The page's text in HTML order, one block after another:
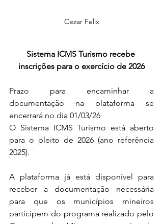
Cezar Felix
Sistema ICMS Turismo recebe
inscrições para o exercício de 2026
Prazo para encaminhar a
documentação na plataforma se
encerrará no dia 01/03/26
O Sistema ICMS Turismo está aberto
para o pleito de 2026 (ano referência
2025).
A plataforma já está disponível para
receber a documentação necessária
para que os municípios mineiros
participem do programa realizado pelo